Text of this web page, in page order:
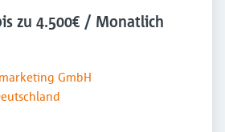
zu 4.500€ / Monatlich
GmbH